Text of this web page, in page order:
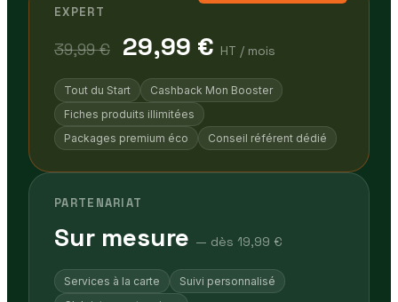
EXPERT
39,99 € 29,99 € HT / mois
Tout du Start
Cashback Mon Booster
Fiches produits illimitées
Packages premium éco
Conseil référent dédié
PARTENARIAT
Sur mesure — dès 19,99 €
Services à la carte
Suivi personnalisé